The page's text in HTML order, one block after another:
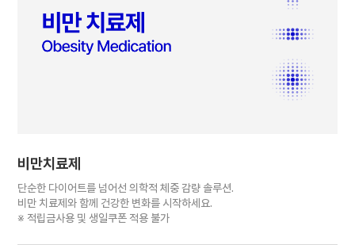
비만치료제
단순한 다이어트를 넘어선 의학적 체중 감량 솔루션.
비만 치료제와 함께 건강한 변화를 시작하세요.
※ 적립금사용 및 생일쿠폰 적용 불가